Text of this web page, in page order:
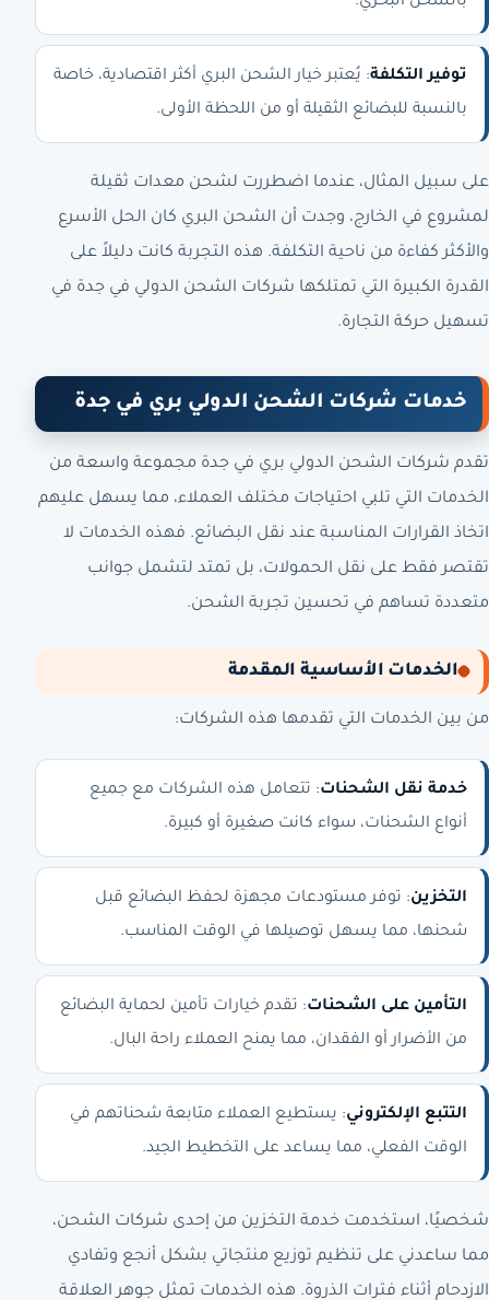
توفير التكلفة: يُعتبر خيار الشحن البري أكثر اقتصادية، خاصة
بالنسبة للبضائع الثقيلة أو من اللحظة الأولى.
على سبيل المثال، عندما اضطررت لشحن معدات ثقيلة
لمشروع في الخارج، وجدت أن الشحن البري كان الحل الأسرع
والأكثر كفاءة من ناحية التكلفة. هذه التجربة كانت دليلاً على
القدرة الكبيرة التي تمتلكها شركات الشحن الدولي في جدة في
تسهيل حركة التجارة.
خدمات شركات الشحن الدولي بري في جدة
تقدم شركات الشحن الدولي بري في جدة مجموعة واسعة من
الخدمات التي تلبي احتياجات مختلف العملاء، مما يسهل عليهم
اتخاذ القرارات المناسبة عند نقل البضائع. فهذه الخدمات لا
تقتصر فقط على نقل الحمولات، بل تمتد لتشمل جوانب
متعددة تساهم في تحسين تجربة الشحن.
الخدمات الأساسية المقدمة
من بين الخدمات التي تقدمها هذه الشركات:
خدمة نقل الشحنات: تتعامل هذه الشركات مع جميع
أنواع الشحنات، سواء كانت صغيرة أو كبيرة.
التخزين: توفر مستودعات مجهزة لحفظ البضائع قبل
شحنها، مما يسهل توصيلها في الوقت المناسب.
التأمين على الشحنات: تقدم خيارات تأمين لحماية البضائع
من الأضرار أو الفقدان، مما يمنح العملاء راحة البال.
التتبع الإلكتروني: يستطيع العملاء متابعة شحناتهم في
الوقت الفعلي، مما يساعد على التخطيط الجيد.
شخصيًا، استخدمت خدمة التخزين من إحدى شركات الشحن،
مما ساعدني على تنظيم توزيع منتجاتي بشكل أنجع وتفادي
الازدحام أثناء فترات الذروة. هذه الخدمات تمثل جوهر العلاقة